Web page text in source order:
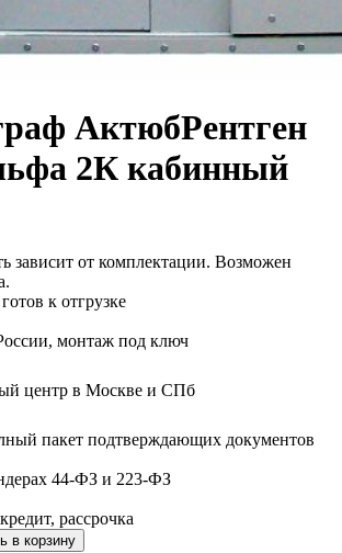
АктюбРентген
2К кабинный
зависит от комплектации. Возможен
к отгрузке
монтаж под ключ
центр в Москве и СПб
пакет подтверждающих документов
44-ФЗ и 223-ФЗ
рассрочка
в корзину